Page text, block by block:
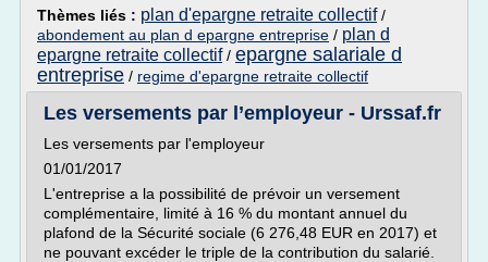
Thèmes liés : plan d'epargne retraite collectif/
abondement au plan d epargne entreprise / plan d
epargne retraite collectif/ epargne salariale d
entreprise / regime d'epargne retraite collectif
Les versements par l’employeur - Urssaf.fr
Les versements par l'employeur
01/01/2017
L'entreprise a la possibilité de prévoir un versement
complémentaire, limité à 16 % du montant annuel du
plafond de la Sécurité sociale (6 276,48 EUR en 2017) et
ne pouvant excéder le triple de la contribution du salarié.